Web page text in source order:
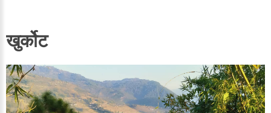
खुर्कोट